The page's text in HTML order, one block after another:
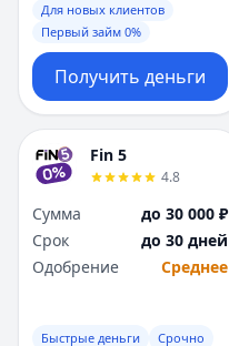
Для новых клиентов
Первый займ 0%
Получить деньги
Fin 5
4.8
Сумма
до 30 000 ₽
Срок
до 30 дней
Одобрение
Среднее
Быстрые деньги Срочно